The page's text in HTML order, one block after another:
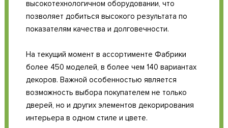
высокотехнологичном оборудовании, что
позволяет добиться высокого результата по
показателям качества и долговечности.
На текущий момент в ассортименте Фабрики
более 450 моделей, в более чем 140 вариантах
декоров. Важной особенностью является
возможность выбора покупателем не только
дверей, но и других элементов декорирования
интерьера в одном стиле и цвете.